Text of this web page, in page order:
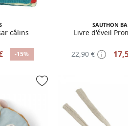
câlins
-15%
SAUTHON
Livre d'éveil
22,90 €